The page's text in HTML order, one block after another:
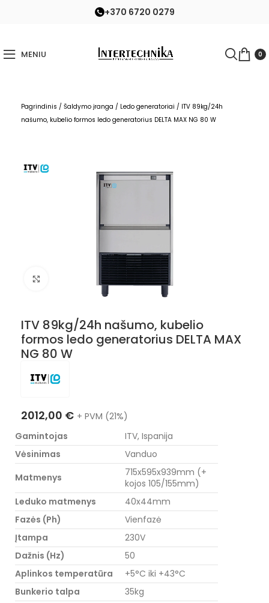
+370 6720 0279
MENIU 0
Pagrindinis / Šaldymo įranga / Ledo generatoriai / ITV 89kg/24h
našumo, kubelio formos ledo generatorius DELTA MAX NG 80 W
Nuotraukos padidinimas
ITV 89kg/24h našumo, kubelio
formos ledo generatorius DELTA MAX
NG 80 W
2012,00 € + PVM (21%)
Gamintojas
ITV, Ispanija
Vėsinimas
Vanduo
Matmenys
715x595x939mm (+
kojos 105/155mm)
Leduko matmenys
40x44mm
Fazės (Ph)
Vienfazė
Įtampa
230V
Dažnis (Hz)
50
Aplinkos temperatūra
+5°C iki +43°C
Bunkerio talpa
35kg